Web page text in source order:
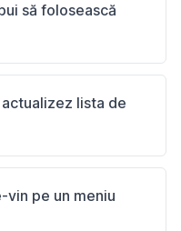
să folosească
lista de
vin pe un meniu